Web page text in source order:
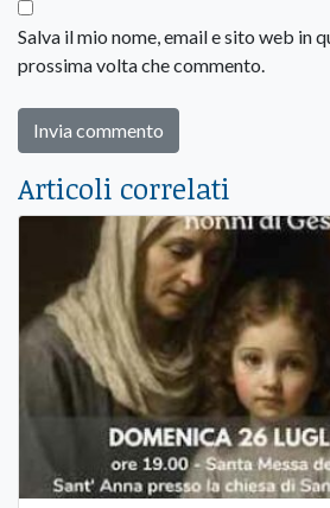
Salva il mio nome, email e sito web in
prossima volta che commento.
Articoli correlati